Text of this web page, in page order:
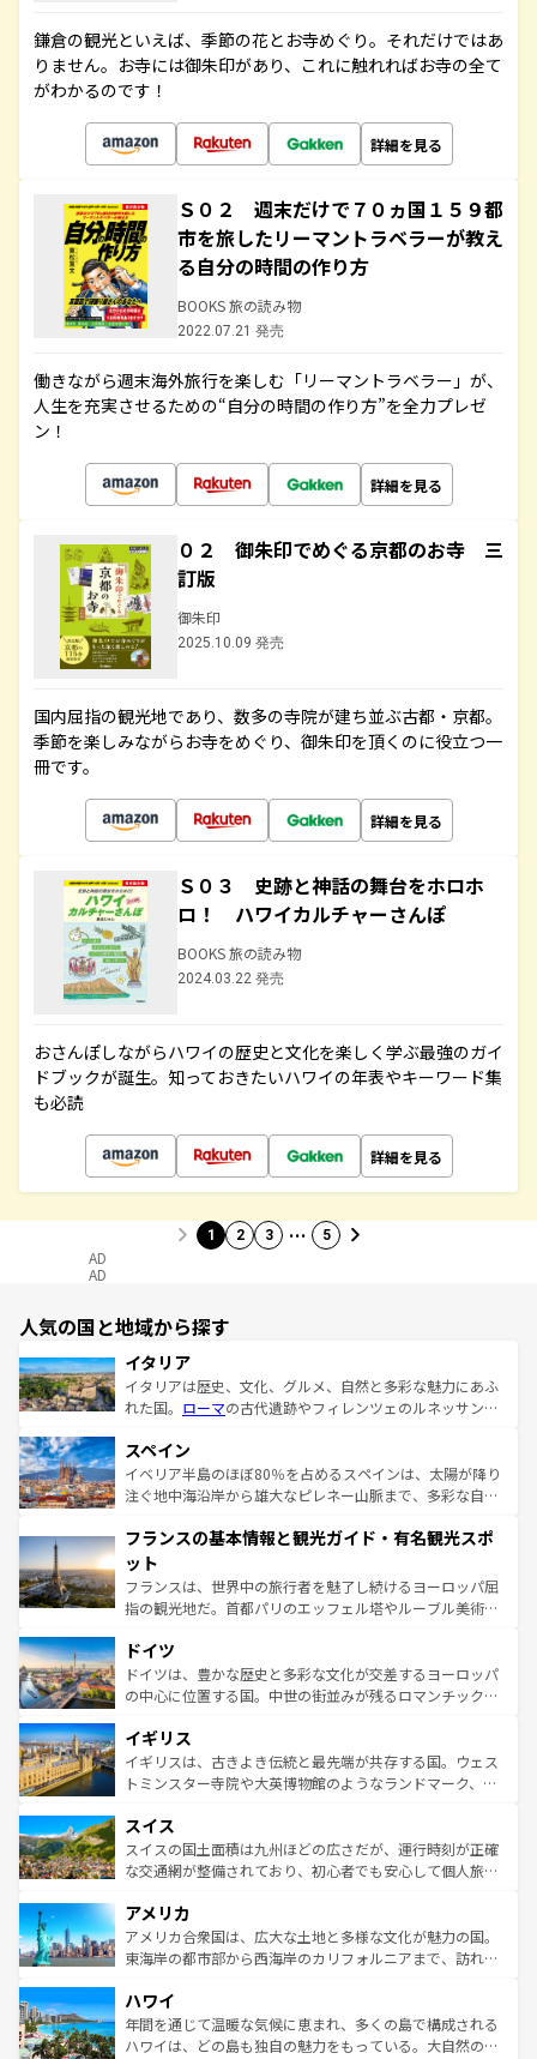
鎌倉の観光といえば、季節の花とお寺めぐり。それだけではあ
りません。お寺には御朱印があり、これに触れればお寺の全て
がわかるのです！
詳細を見る
Ｓ０２ 週末だけで７０ヵ国１５９都
市を旅したリーマントラベラーが教え
る自分の時間の作り方
BOOKS 旅の読み物
2022.07.21 発売
働きながら週末海外旅行を楽しむ「リーマントラベラー」が、
人生を充実させるための“自分の時間の作り方”を全力プレゼ
ン！
詳細を見る
０２ 御朱印でめぐる京都のお寺 三
訂版
御朱印
2025.10.09 発売
国内屈指の観光地であり、数多の寺院が建ち並ぶ古都・京都。
季節を楽しみながらお寺をめぐり、御朱印を頂くのに役立つ一
冊です。
詳細を見る
Ｓ０３ 史跡と神話の舞台をホロホ
ロ！ ハワイカルチャーさんぽ
BOOKS 旅の読み物
2024.03.22 発売
おさんぽしながらハワイの歴史と文化を楽しく学ぶ最強のガイ
ドブックが誕生。知っておきたいハワイの年表やキーワード集
も必読
詳細を見る
1 2 3 … 5
AD
AD
人気の国と地域から探す
イタリア
イタリアは歴史、文化、グルメ、自然と多彩な魅力にあふ
れた国。 ローマの古代遺跡やフィレンツェのルネッサンス
ろん、トスカーナの美しい田園風景やアマルフィ海岸の絶
景など、自然景観も見逃せない。観光の合間には、本場の
ピザやパスタなど、絶品のイタリア料理を堪能することも
ませてくれるイタリアで、忘れられない旅をしてみよう！
なお、新着のイタリア情報は
しい。
スペイン
イベリア半島のほぼ80％を占めるスペインは、太陽が降り
注ぐ地中海沿岸から雄大なピレネー山脈まで、多彩な自然
文化が根付くこの国では、情熱的なフラメンコ、熱気あふ
れる闘牛、そして美味しいタパスが生活の一部となってい
る。首都マドリードの洗練された雰囲気や、バルセロナの
アートに溢れた街角から、地方では古代ローマ遺跡や中世
せる。地方によって風土や気候が異なるスペインはその個
性で訪れる人を魅了する。 なお、新着のスペイン情報は コ
ンテンツ一覧を参照してほしい。
フランスの基本情報と観光ガイド・有名観光スポ
ット
フランスは、世界中の旅行者を魅了し続けるヨーロッパ屈
指の観光地だ。首都パリのエッフェル塔やルーブル美術館
で、幅広い魅力が詰まっている。華麗な宮殿、歴史的な大
聖堂、美しいビーチ、そして豊かな自然が、訪れる者を心
から魅了する。また、フランスは美食の国としても知ら
いる。シャンパンの発祥地であるランス、プロヴァンスの
香り高いラベンダー畑など、多彩な楽しみ方が可能だ。さ
らに、パリ以外の地域にも魅力が溢れており、どの街角に
れる地方に足を運ぶとそれぞれで全く異なる文化を体験で
きるだろう。 なお、新着のフランス情報はコンテンツ一覧
を参照してほしい。
ドイツ
ドイツは、豊かな歴史と多彩な文化が交差するヨーロッパ
の中心に位置する国。中世の街並みが残るロマンチック街
顔を持つこの国は、どこを歩いても飽きることがない。ベ
ルリンの文化的活気、バイエルン州のアルプスの絶景、そ
してライン川沿いのワイン畑といった風景は必見。ビール
は、お酒好きな人にはぜひ体験してほしい。 なお、新着の
ドイツ情報はコンテンツ一覧を参照してほしい。
イギリス
イギリスは、古きよき伝統と最先端が共存する国。ウェス
トミンスター寺院や大英博物館のようなランドマーク、歴
リアごとに異なる魅力がある。また、優雅なアフタヌーン
ティー、ビール好きにはたまらない英国パブ、サッカー観
戦など、本場だからこそできる体験も豊富。イギリスを旅
ンツ一覧を参照してほしい。
スイス
スイスの国土面積は九州ほどの広さだが、運行時刻が正確
な交通網が整備されており、初心者でも安心して個人旅行
の建物がそのまま残る町や、スイスならではのユニークな
博物館もあり、アルプス観光だけでなく町歩きも満喫する
ことができる。国民の所得が高いため物価も高いが、旅行
ば市内交通費無料で観光を楽しむこともできる。 なお、新
着のスイス情報はコンテンツ一覧 を参照してほしい。
アメリカ
アメリカ合衆国は、広大な土地と多様な文化が魅力の国。
東海岸の都市部から西海岸のカリフォルニアまで、訪れる
のような巨大都市は、観光、ショッピング、エンターテイ
ンメントが詰まった刺激的なスポットだ。一方、アメリカ
西部には大自然が広がり、グランドキャニオンやイエロー
ハワイ
年間を通じて温暖な気候に恵まれ、多くの島で構成される
ハワイは、どの島も独自の魅力をもっている。大自然の神